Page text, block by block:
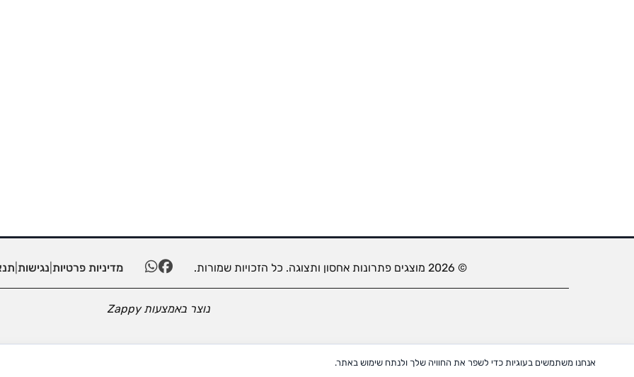
© 2026 מוצגים פתרונות אחסון ותצוגה. כל הזכויות שמורות. מדיניות פרטיות נגישות
נוצר באמצעותZappy
אנחנו משתמשים בעוגיות כדי לשפר את החוויה שלך ולנתח שימוש באתר.